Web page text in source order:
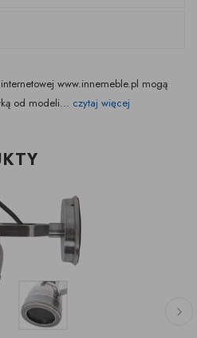
www.innemeble.pl mogą
od modeli... czytaj więcej